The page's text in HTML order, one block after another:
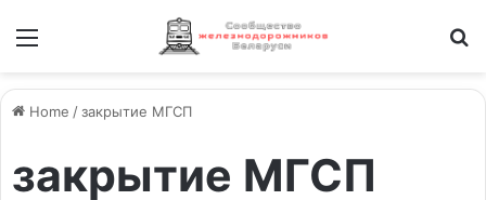
Home /закрытие МГСП
закрытие МГСП